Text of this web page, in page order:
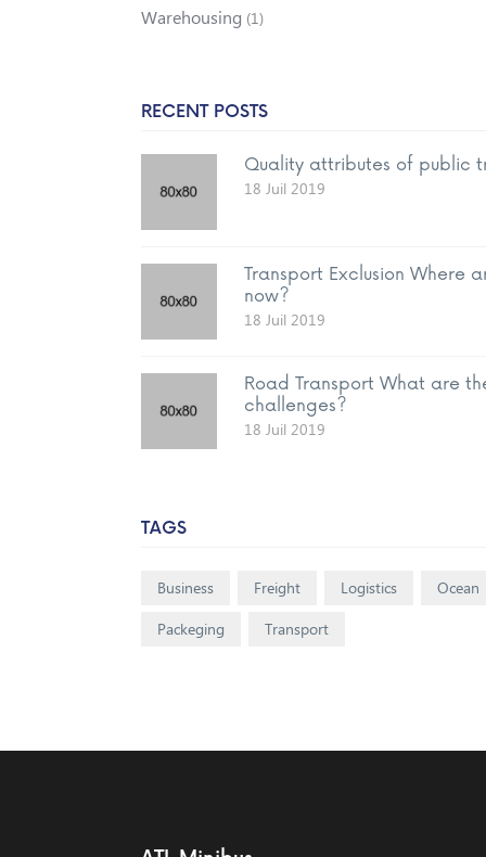
Warehousing (1)
RECENT POSTS
Quality attributes of public
18 Juil 2019
Transport Exclusion Where
now?
18 Juil 2019
Road Transport What are
challenges?
18 Juil 2019
TAGS
Business Freight Logistics
Ocean
Packeging
Transport